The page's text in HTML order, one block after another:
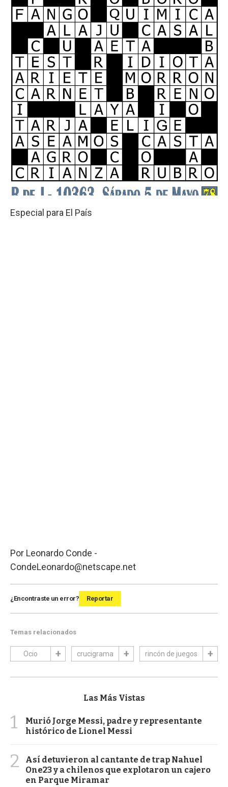
Especial para El País
Por Leonardo Conde -
CondeLeonardo@netscape.net
¿Encontraste un error? Reportar
Temas relacionados
Ocio crucigrama rincón de juegos
Las Más Vistas
1
Murió Jorge Messi, padre y representante
histórico de Lionel Messi
2
Así detuvieron al cantante de trap Nahuel
One23 y a chilenos que explotaron un cajero
en Parque Miramar